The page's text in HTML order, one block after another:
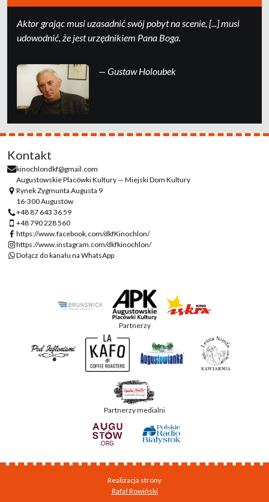
Ak­tor grając mu­si uza­sad­nić swój po­byt na sce­nie, [...] mu­si
udo­wod­nić, że jest urzędni­kiem Pa­na Boga.
— Gustaw Holoubek
Kontakt
kinochlondkf@gmail.com
Augustowskie Placówki Kultury — Miejski Dom Kultury
Rynek Zygmunta Augusta 9
16-300 Augustów
+48 87 643 36 59
+48 790 228 560
https://www.facebook.com/dkfKinochlon/
https://www.instagram.com/dkfkinochlon/
Dołącz do kanału na WhatsApp
Partnerzy
Partnerzy medialni
Realizacja strony
Rafał Rowiński